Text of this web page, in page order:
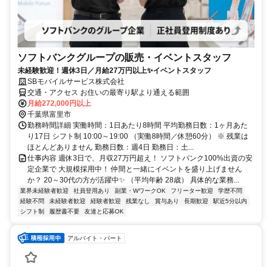
ソフトバンクグループの販売・イベントスタッフ
未経験歓迎！週休3日／月給27万円以上✨イベントスタッフ
SBモバイルサービス株式会社
交通・アクセス お住いの最寄り駅より通える範囲
月給272,000円以上
千葉県富里市
勤務時間詳細 実働時間：1日あたり8時間 平均勤務日数：1ヶ月あた
り17日 シフト制 10:00～19:00 （実働8時間／休憩60分） ※ 残業は
ほとんどありません 勤務日数：週4日 勤務日：土...
仕事内容 週休3日で、月収27万円超え！ ソフトバンク100%出資の安
定企業で 大規模採用中！ 仲間と一緒にイベントを盛り上げません
か？ 20～30代の方が活躍中✨ （平均年齢 28歳） 具体的な業務...
業界未経験者歓迎 社員登用あり 副業・WワークOK フリーター歓迎
学歴不問
経験不問
未経験者歓迎 経験者歓迎 残業なし 賞与あり 長期歓迎
駅近5分以内
シフト制
履歴書不要 友達と応募OK
アルバイト・パート